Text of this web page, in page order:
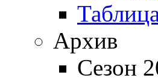
Архив
Сезон